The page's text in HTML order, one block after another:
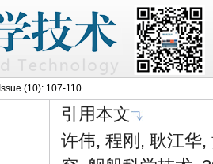
Issue (10): 107-110
引用本文
许伟, 程刚, 耿江华